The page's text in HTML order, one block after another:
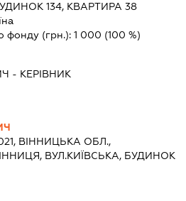
134, КВАРТИРА 38
фонду (грн.): 1 000 (100 %)
- КЕРІВНИК
ВІННИЦЬКА ОБЛ.,
ВУЛ.КИЇВСЬКА, БУДИНОК